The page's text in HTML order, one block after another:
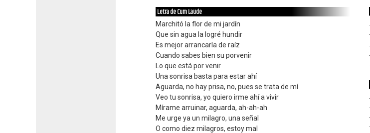
Letra de Cum Laude
Marchitó la flor de mi jardín
Que sin agua la logré hundir
Es mejor arrancarla de raíz
Cuando sabes bien su porvenir
Lo que está por venir
Una sonrisa basta para estar ahí
Aguarda, no hay prisa, no, pues se trata de mí
Veo tu sonrisa, yo quiero irme ahí a vivir
Mírame arruinar, aguarda, ah-ah-ah
Me urge ya un milagro, una señal
O como diez milagros, estoy mal